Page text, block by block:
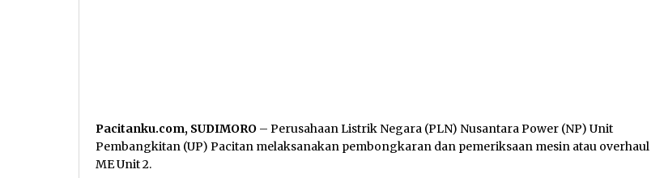
Pacitanku.com, SUDIMORO – Perusahaan Listrik Negara (PLN) Nusantara Power (NP) Unit
Pembangkitan (UP) Pacitan melaksanakan pembongkaran dan pemeriksaan mesin atau overhaul
ME Unit 2.